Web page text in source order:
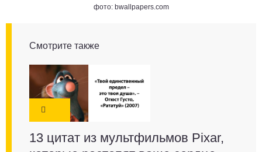
фото: bwallpapers.com
Смотрите также
13 цитат из мультфильмов Pixar,